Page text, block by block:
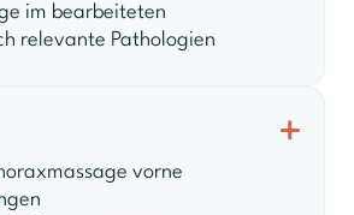
im bearbeiteten
relevante Pathologien
vorne